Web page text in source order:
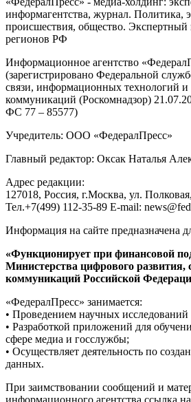
информагентства, журнал. Политика,
происшествия, общество. Экспертный
регионов РФ
Информационное агентство
(зарегистрировано Федеральной
связи, информационных технологий и
коммуникаций (Роскомнадзор)
ФС 77 – 85577)
Учредитель: ООО «ФедералПресс»
Главный редактор: Оксак Наталья
Адрес редакции:
127018, Россия, г.Москва, ул.
Тел.+7(499) 112-35-89 E-mail:
Информация на сайте предназначена
«Функционирует при финансовой
Министерства цифрового развития,
коммуникаций Российской
«ФедералПресс» занимается:
• Проведением научных исследований
• Разработкой приложений для
сфере медиа и госслужбы;
• Осуществляет деятельность по
данных.
При заимствовании сообщений и
информационного агентства ссылка